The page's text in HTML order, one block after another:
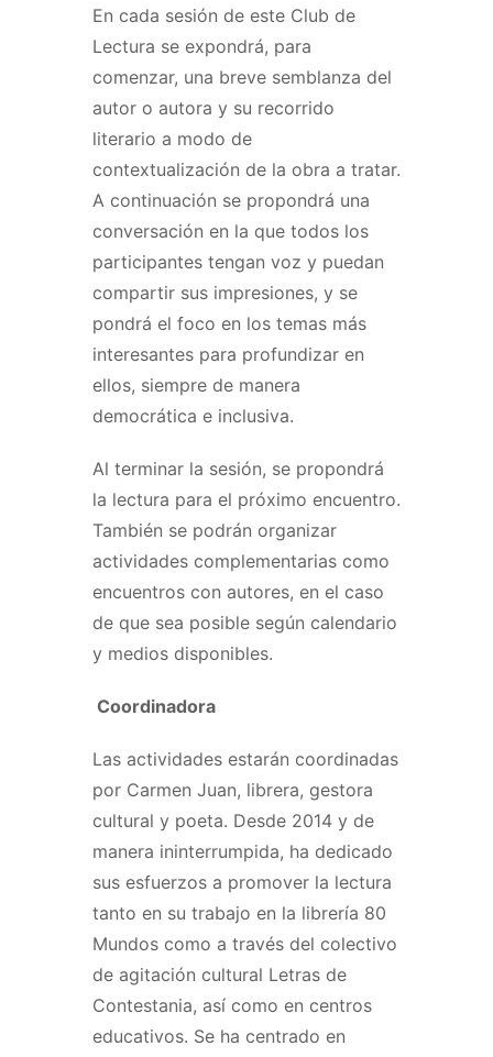
En cada sesión de este Club de
Lectura se expondrá, para
comenzar, una breve semblanza del
autor o autora y su recorrido
literario a modo de
contextualización de la obra a tratar.
A continuación se propondrá una
conversación en la que todos los
participantes tengan voz y puedan
compartir sus impresiones, y se
pondrá el foco en los temas más
interesantes para profundizar en
ellos, siempre de manera
democrática e inclusiva.
Al terminar la sesión, se propondrá
la lectura para el próximo encuentro.
También se podrán organizar
actividades complementarias como
encuentros con autores, en el caso
de que sea posible según calendario
y medios disponibles.
Coordinadora
Las actividades estarán coordinadas
por Carmen Juan, librera, gestora
cultural y poeta. Desde 2014 y de
manera ininterrumpida, ha dedicado
sus esfuerzos a promover la lectura
tanto en su trabajo en la librería 80
Mundos como a través del colectivo
de agitación cultural Letras de
Contestania, así como en centros
educativos. Se ha centrado en